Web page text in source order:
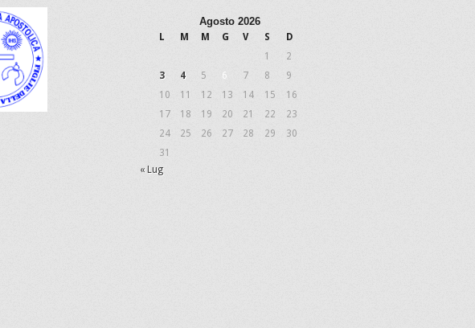
Agosto 2026
L M M G V S
D
1
2
3
4 5 6 7 8
9
10
11 12 13 14 15
16
17
18 19 20 21 22
23
24
25 26 27 28 29
30
31
« Lug